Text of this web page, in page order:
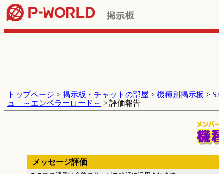
トップページ > 掲示板・チャットの部屋 > 機種別掲示板 >
ュ ～エンペラーロード～ > 評価報告
メッセージ評価